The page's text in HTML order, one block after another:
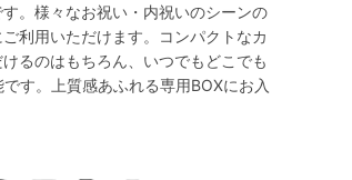
。様々なお祝い・内祝いのシーンの
利用いただけます。コンパクトなカ
るのはもちろん、いつでもどこでも
す。上質感あふれる専用BOXにお入